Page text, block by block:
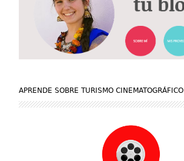
APRENDE SOBRE TURISMO CINEMATOGRÁFICO